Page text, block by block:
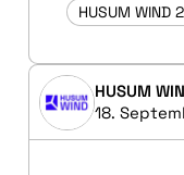
HUSUM WIND
HUSUM
18.